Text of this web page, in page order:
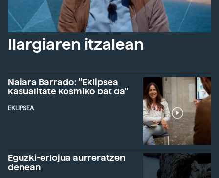
Ilargiaren itzalean
Naiara Barrado: "Eklipsea
kasualitate kosmiko bat da"
EKLIPSEA
Eguzki-erlojua aurreratzen
denean